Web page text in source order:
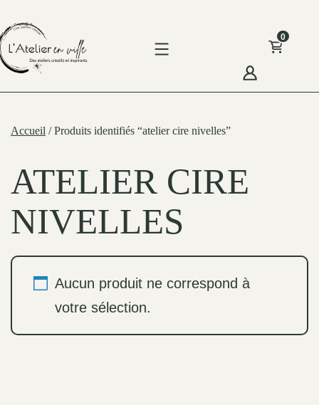
to
content
0
Accueil / Produits identifiés “atelier cire nivelles”
ATELIER CIRE
NIVELLES
Aucun produit ne correspond à
votre sélection.